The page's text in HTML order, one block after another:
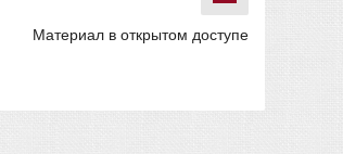
Материал в открытом доступе